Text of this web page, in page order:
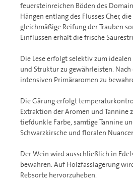
feuersteinreichen Böden des
Hängen entlang des Flusses Cher,
gleichmäßige Reifung der Trauben
Einflüssen erhält die frische
Die Lese erfolgt selektiv zum
und Struktur zu gewährleisten.
intensiven Primäraromen zu
Die Gärung erfolgt
Extraktion der Aromen und Tannine
tiefdunkle Farbe, samtige Tannine
Schwarzkirsche und floralen
Der Wein wird ausschließlich in
bewahren. Auf Holzfasslagerung
Rebsorte hervorzuheben.